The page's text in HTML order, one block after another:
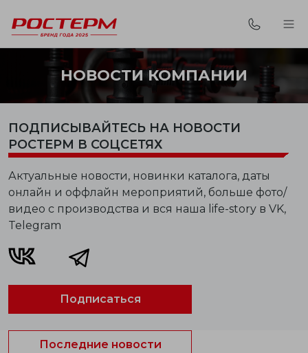
НОВОСТИ КОМПАНИИ
ПОДПИСЫВАЙТЕСЬ НА НОВОСТИ
РОСТЕРМ В СОЦСЕТЯХ
Актуальные новости, новинки каталога, даты
онлайн и оффлайн мероприятий, больше фото/
видео с производства и вся наша life-story в VK,
Telegram
Подписаться
Последние новости